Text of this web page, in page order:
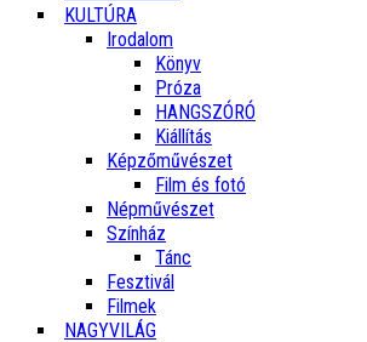
KULTÚRA
Irodalom
Könyv
Próza
HANGSZÓRÓ
Kiállítás
Képzőművészet
Film és fotó
Népművészet
Színház
Tánc
Fesztivál
Filmek
NAGYVILÁG